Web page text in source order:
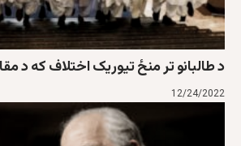
د طالبانو تر منځ تيوريک اختلاف که د
12/24/2022